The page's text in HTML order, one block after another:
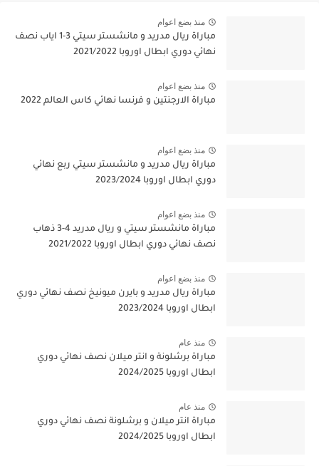
منذ بضع اعوام
مباراة ريال مدريد و مانشستر سيتي 3-1 اياب نصف
نهائي دوري ابطال اوروبا 2021/2022
منذ بضع اعوام
مباراة الارجنتين و فرنسا نهائي كاس العالم 2022
منذ بضع اعوام
مباراة ريال مدريد و مانشستر سيتي ربع نهائي
دوري ابطال اوروبا 2023/2024
منذ بضع اعوام
مباراة مانشستر سيتي و ريال مدريد 4-3 ذهاب
نصف نهائي دوري ابطال اوروبا 2021/2022
منذ بضع اعوام
مباراة ريال مدريد و بايرن ميونيخ نصف نهائي دوري
ابطال اوروبا 2023/2024
منذ عام
مباراة برشلونة و انتر ميلان نصف نهائي دوري
ابطال اوروبا 2024/2025
منذ عام
مباراة انتر ميلان و برشلونة نصف نهائي دوري
ابطال اوروبا 2024/2025